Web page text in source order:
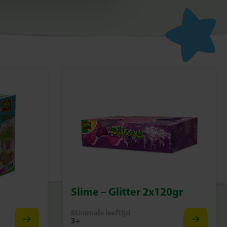
Slime – Glitter 2x120gr
3+